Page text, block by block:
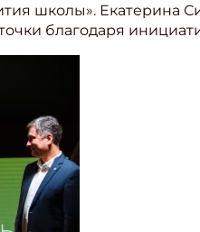
школы». Екатерина
благодаря